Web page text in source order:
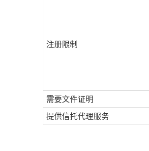
注册限制
需要文件证明
提供信托代理服务